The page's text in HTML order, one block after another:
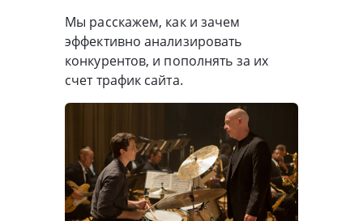
Мы расскажем, как и зачем
эффективно анализировать
конкурентов, и пополнять за их
счет трафик сайта.